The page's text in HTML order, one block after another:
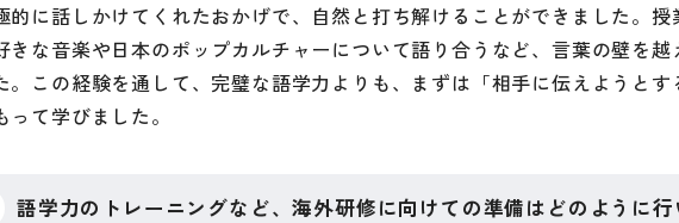
的に話しかけてくれたおかげで、自然と打ち解けることができました。
きな音楽や日本のポップカルチャーについて語り合うなど、言葉の壁を
。この経験を通して、完璧な語学力よりも、まずは「相手に伝えようと
って学びました。
語学力のトレーニングなど、海外研修に向けての準備はどのように行